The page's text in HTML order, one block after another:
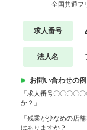
全国共通フ
求人番号
法人名
お問い合わせの例
「求人番号〇〇〇〇
か？」
「残業が少なめの店
はありますか？」